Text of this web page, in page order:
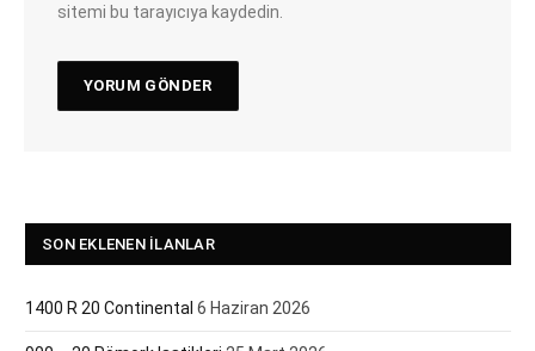
sitemi bu tarayıcıya kaydedin.
SON EKLENEN İLANLAR
1400 R 20 Continental 6 Haziran 2026